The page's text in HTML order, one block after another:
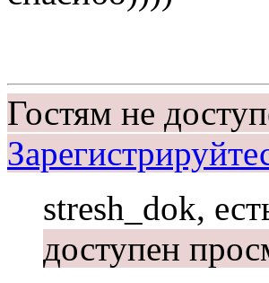
Гостям не
stresh_dok,
доступен